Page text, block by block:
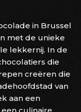
in Brussel
met de unieke
lekkernij. In de
die
creëren die
van
aan een
culinaire